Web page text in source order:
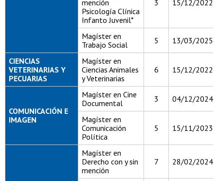
mención
Psicología Clínica
Infanto Juvenil*
3 15/12/2022
Magíster en
Trabajo Social
5 13/03/2025
CIENCIAS
VETERINARIAS Y
PECUARIAS
Magíster en
Ciencias Animales
y Veterinarias
6 15/12/2022
COMUNICACIÓN E
IMAGEN
Magíster en Cine
Documental
3 04/12/2024
Magíster en
Comunicación
Política
5 15/11/2023
Magíster en
Derecho con y sin
mención
7 28/02/2024